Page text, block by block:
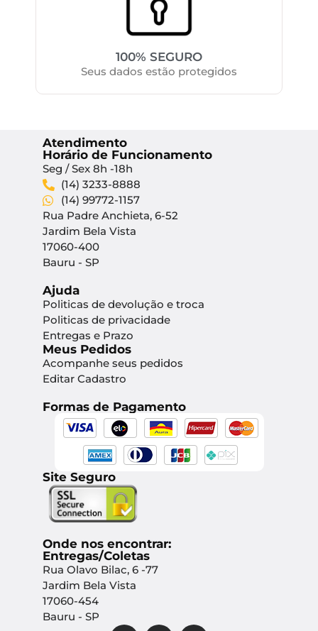
100% SEGURO
Seus dados estão protegidos
Atendimento
Horário de Funcionamento
Seg / Sex 8h -18h
(14) 3233-8888
(14) 99772-1157
Rua Padre Anchieta, 6-52
Jardim Bela Vista
17060-400
Bauru - SP
Ajuda
Politicas de devolução e troca
Politicas de privacidade
Entregas e Prazo
Meus Pedidos
Acompanhe seus pedidos
Editar Cadastro
Formas de Pagamento
Site Seguro
Onde nos encontrar:
Entregas/Coletas
Rua Olavo Bilac, 6 -77
Jardim Bela Vista
17060-454
Bauru - SP